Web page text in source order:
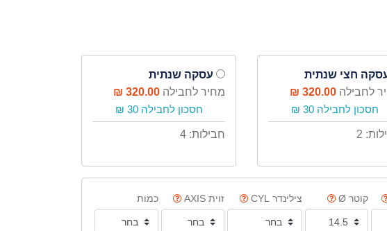
חצי שנתית
לחבילה320.00 ₪
חסכון לחבילה 30 ₪
2
עסקה שנתית
מחיר לחבילה 320.00 ₪
חסכון לחבילה 30 ₪
חבילות: 4
קוטר Ø צילינדר CYL זוית AXIS
כמות